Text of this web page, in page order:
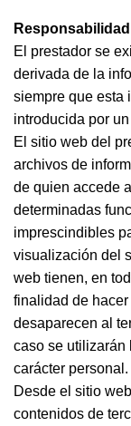
Responsabilidad
El prestador se
derivada de la
siempre que esta
introducida por
El sitio web del
archivos de
de quien accede
determinadas
imprescindibles
visualización del
web tienen, en
finalidad de
desaparecen al
caso se utilizarán
carácter personal.
Desde el sitio
contenidos de